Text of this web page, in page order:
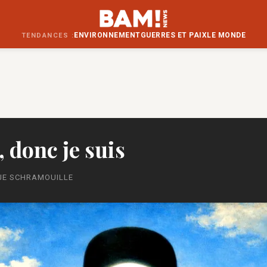
TENDANCES : ENVIRONNEMENTGUERRES ET PAIXLE MONDE
donc je suis
SCHRAMOUILLE